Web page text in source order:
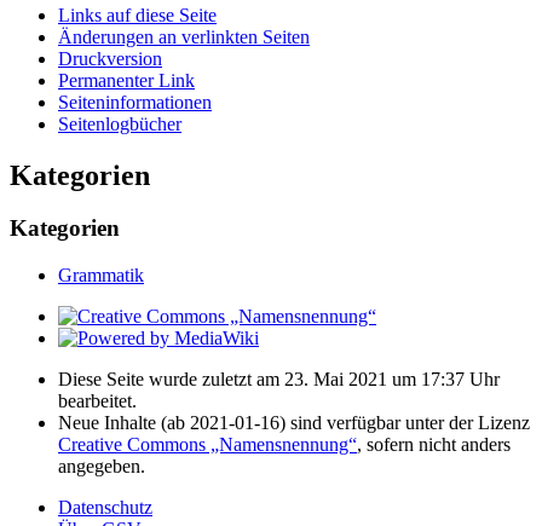
Links auf diese Seite
Änderungen an verlinkten Seiten
Druckversion
Permanenter Link
Seiten­­informationen
Seitenlogbücher
Kategorien
Kategorien
Grammatik
Diese Seite wurde zuletzt am 23. Mai 2021 um 17:37 Uhr
bearbeitet.
Neue Inhalte (ab 2021-01-16) sind verfügbar unter der Lizenz
Creative Commons „Namensnennung“, sofern nicht anders
angegeben.
Datenschutz